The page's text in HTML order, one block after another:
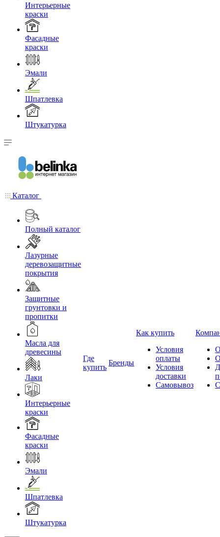
Интерьерные
краски
Фасадные
краски
Эмали
Шпатлевка
Штукатурка
Каталог
Полный каталог
Лазурные
деревозащитные
покрытия
Защитные
грунтовки и
пропитки
Масла для
древесины
Лаки
Интерьерные
краски
Фасадные
краски
Эмали
Шпатлевка
Штукатурка
Где
купить
Бренды
Как купить
Условия
оплаты
Условия
доставки
Самовывоз